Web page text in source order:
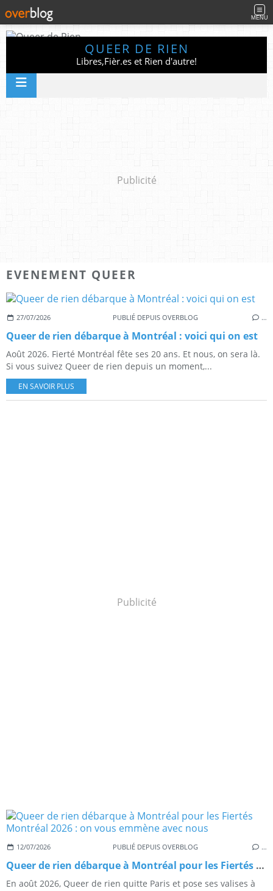
MENU
QUEER DE RIEN
Libres,Fièr.es et Rien d'autre!
Publicité
EVENEMENT QUEER
27/07/2026 PUBLIÉ DEPUIS OVERBLOG …
Queer de rien débarque à Montréal : voici qui on est
Août 2026. Fierté Montréal fête ses 20 ans. Et nous, on sera là.
Si vous suivez Queer de rien depuis un moment,...
EN SAVOIR PLUS
Publicité
12/07/2026 PUBLIÉ DEPUIS OVERBLOG …
Queer de rien débarque à Montréal pour les Fiertés Montréal 2026 : on vous emmène avec nous
En août 2026, Queer de rien quitte Paris et pose ses valises à